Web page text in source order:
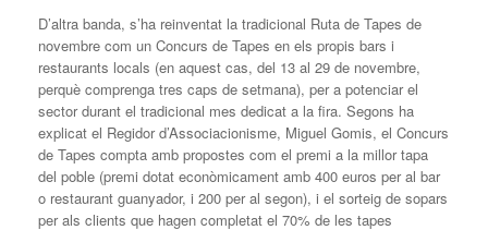
D’altra banda, s’ha reinventat la tradicional Ruta de Tapes de
novembre com un Concurs de Tapes en els propis bars i
restaurants locals (en aquest cas, del 13 al 29 de novembre,
perquè comprenga tres caps de setmana), per a potenciar el
sector durant el tradicional mes dedicat a la fira. Segons ha
explicat el Regidor d’Associacionisme, Miguel Gomis, el Concurs
de Tapes compta amb propostes com el premi a la millor tapa
del poble (premi dotat econòmicament amb 400 euros per al bar
o restaurant guanyador, i 200 per al segon), i el sorteig de sopars
per als clients que hagen completat el 70% de les tapes